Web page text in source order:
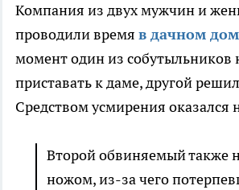
Компания из двух мужчин и
проводили время в дачном
момент один из собутыльников
приставать к даме, другой
Средством усмирения оказался
Второй обвиняемый также
ножом, из-за чего